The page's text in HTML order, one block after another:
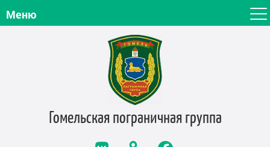
Меню
Гомельская пограничная группа